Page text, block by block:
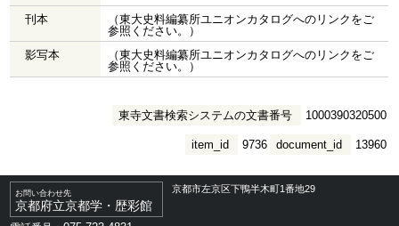
刊本
（東大史料編纂所ユニオンカタログへのリンクをご
参照ください。）
影写本
（東大史料編纂所ユニオンカタログへのリンクをご
参照ください。）
東寺文書検索システムの文書番号 1000390320500
document_id 13960
item_id 9736
お問い合わせ先
京都府立京都学・歴彩館
京都市左京区下鴨半木町1番地29